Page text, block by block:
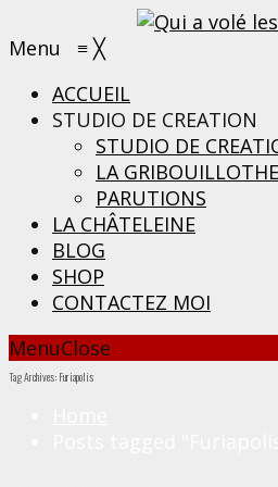
Menu ≡ ╳
ACCUEIL
STUDIO DE CREATION
STUDIO DE
LA
PARUTIONS
LA CHÂTELEINE
BLOG
SHOP
CONTACTEZ MOI
MenuClose
Tag Archives: Furiapolis